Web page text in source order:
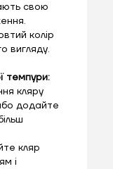
свою
колір
вигляду.
темпури:
кляру
додайте
кляр
і